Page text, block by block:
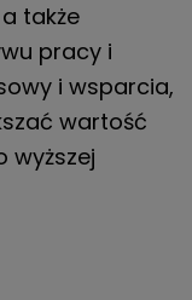
także
pracy i
i wsparcia,
wartość
wyższej